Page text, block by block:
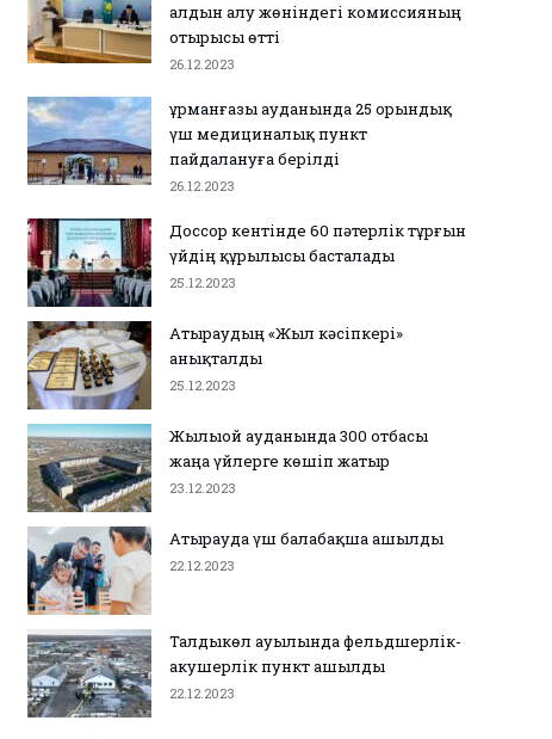
26.12.2023 0 0
Аудандық мәслихаттың 12-
сессиясы өтті
алдын алу жөніндегі комиссияның
отырысы өтті
26.12.2023
Құрманғазы ауданында 25 орындық
үш медициналық пункт
пайдалануға берілді
26.12.2023
Доссор кентінде 60 пәтерлік тұрғын
үйдің құрылысы басталады
25.12.2023
Атыраудың «Жыл кәсіпкері»
анықталды
25.12.2023
Жылыой ауданында 300 отбасы
жаңа үйлерге көшіп жатыр
23.12.2023
Атырауда үш балабақша ашылды
22.12.2023
Талдыкөл ауылында фельдшерлік-
акушерлік пункт ашылды
22.12.2023